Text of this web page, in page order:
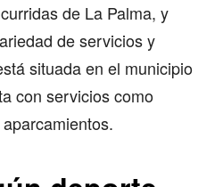
de La Palma, y
de servicios y
situada en el municipio
con servicios como